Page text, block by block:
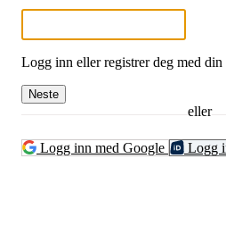
Logg inn eller registrer deg med din
Neste
eller
Logg inn med Google Logg